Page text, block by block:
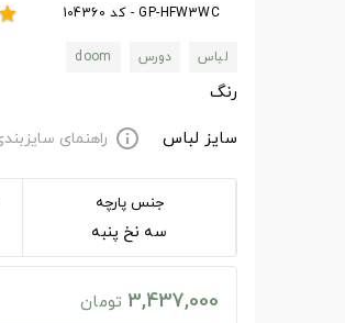
GP-HFW3WC - کد 104360 star
لباس
دورس doom
رنگ
سایز لباس
info راهنمای
جنس پارچه
سه نخ پنبه
3,437,000 تومان